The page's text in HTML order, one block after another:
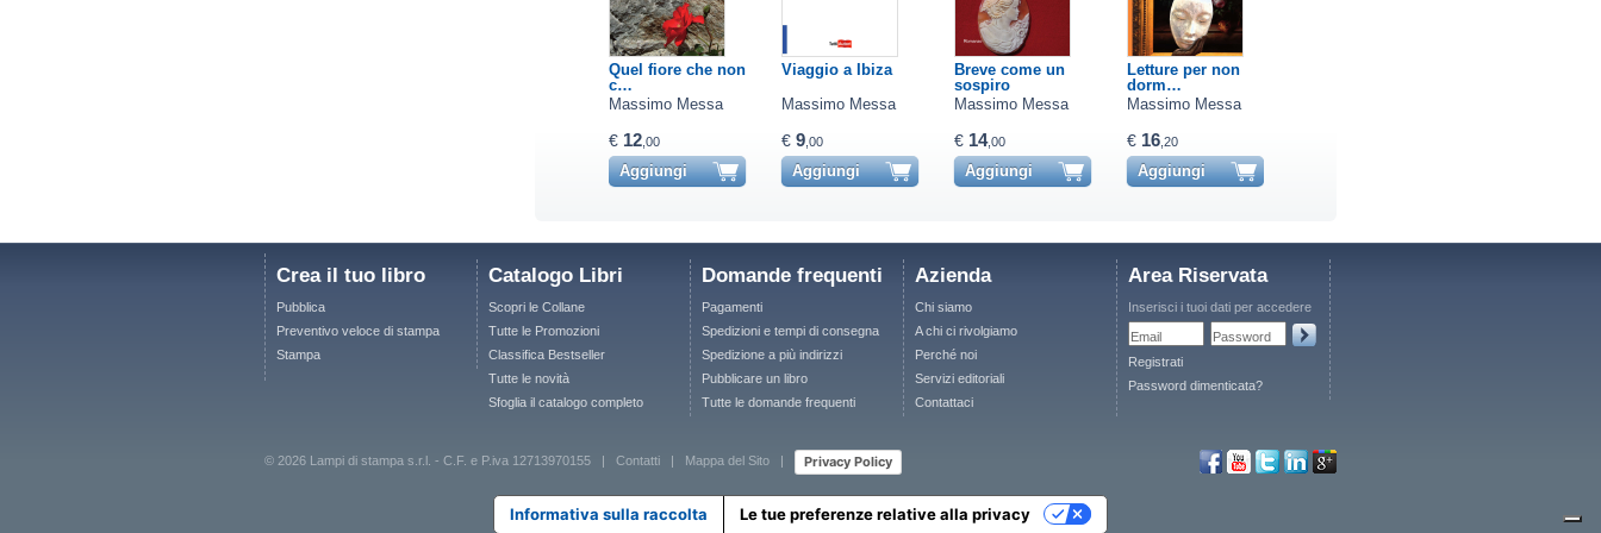
Quel fiore che non
c…
Massimo Messa
€ 12,00
Aggiungi
Viaggio a Ibiza
Massimo Messa
€ 9,00
Aggiungi
Breve come un
sospiro
Massimo Messa
€ 14,00
Aggiungi
Letture per non
dorm…
Massimo Messa
€ 16,20
Aggiungi
Crea il tuo libro
Pubblica
Preventivo veloce di stampa
Stampa
Catalogo Libri
Scopri le Collane
Tutte le Promozioni
Classifica Bestseller
Tutte le novità
Sfoglia il catalogo completo
Domande frequenti
Pagamenti
Spedizioni e tempi di consegna
Spedizione a più indirizzi
Pubblicare un libro
Tutte le domande frequenti
Azienda
Chi siamo
A chi ci rivolgiamo
Perché noi
Servizi editoriali
Contattaci
Area Riservata
Inserisci i tuoi dati per accedere
Email
Password
Registrati
Password dimenticata?
© 2026 Lampi di stampa s.r.l. - C.F. e P.iva 12713970155 | Contatti Mappa del Sito Privacy Policy
Informativa sulla raccolta Le tue preferenze relative alla privacy